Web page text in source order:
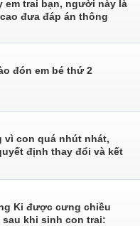
em trai bạn, người này là
đưa đáp án thông
đón em bé thứ 2
vì con quá nhút nhát,
định thay đổi và kết
Ki được cưng chiều
khi sinh con trai: